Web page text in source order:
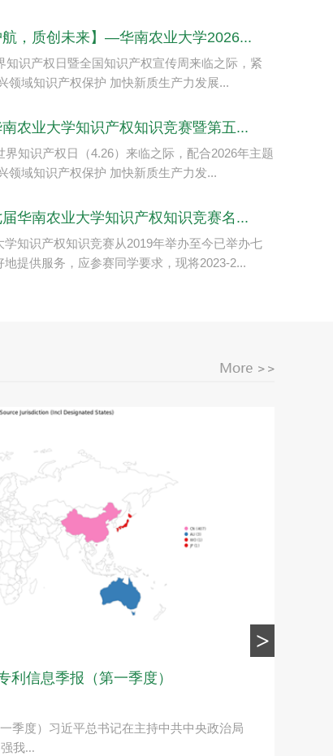
航，质创未来】—华南农业大学2026...
知识产权日暨全国知识产权宣传周来临之际，紧
领域知识产权保护 加快新质生产力发展...
农业大学知识产权知识竞赛暨第五...
界知识产权日（4.26）来临之际，配合2026年主题
领域知识产权保护 加快新质生产力发...
华南农业大学知识产权知识竞赛名...
学知识产权知识竞赛从2019年举办至今已举办七
地提供服务，应参赛同学要求，现将2023-2...
利信息季报（第一季度）
季度）习近平总书记在主持中共中央政治局
我...
>